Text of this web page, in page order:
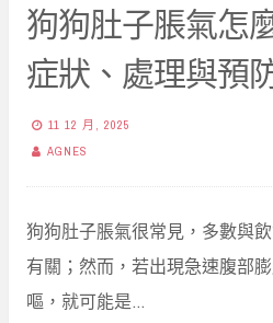
狗狗肚子脹氣怎
症狀、處理與預
11 12 月, 2025
AGNES
狗狗肚子脹氣很常見，多數與
有關；然而，若出現急速腹部
嘔，就可能是…